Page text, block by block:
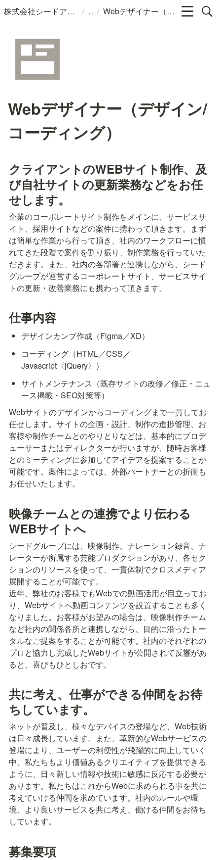
株式会社シードアシスト 採用情報 / / Webデザイナー（デザイン/コーディング）
Webデザイナー（デザイン/
コーディング）
クライアントのWEBサイト制作、及
び自社サイトの更新業務などをお任
せします。
企業のコーポレートサイト制作をメインに、サービスサ
イト、採用サイトなどの案件に携わって頂きます。まず
は簡単な作業から行って頂き、社内のワークフローに慣
れてきた段階で案件を割り振り、制作業務を行っていた
だきます。また、社内の各部署と連携しながら、シード
グループが運営するコーポレートサイト、サービスサイ
トの更新・改善業務にも携わって頂きます。
仕事内容
デザインカンプ作成（Figma／XD）
コーディング（HTML／CSS／
Javascript〈jQuery〉）
サイトメンテナンス（既存サイトの改修／修正・ニュ
ース掲載・SEO対策等）
Webサイトのデザインからコーディングまで一貫してお
任せします。サイトの企画・設計、制作の進捗管理、お
客様や制作チームとのやりとりなどは、基本的にプロデ
ューサーまたはディレクターが行いますが、随時お客様
とのミーティングに参加してアイデアを提案することが
可能です。案件によっては、外部パートナーとの折衝も
お任せいたします。
映像チームとの連携でより伝わる
WEBサイトへ
シードグループには、映像制作、ナレーション録音、ナ
レーターが所属する芸能プロダクションがあり、各セク
ションのリソースを使って、一貫体制でクロスメディア
展開することが可能です。
近年、弊社のお客様でもWebでの動画活用が目立ってお
り、Webサイトへ動画コンテンツを設置することも多く
なりました。お客様がお望みの場合は、映像制作チーム
など社内の関係各所と連携しながら、目的に沿ったトー
タルなご提案をすることが可能です。社内のそれぞれの
プロと協力し完成したWebサイトが公開されて反響があ
ると、喜びもひとしおです。
共に考え、仕事ができる仲間をお待
ちしています。
ネットが普及し、様々なデバイスの登場など、Web技術
は日々成長しています。また、革新的なWebサービスの
登場により、ユーザーの利便性が飛躍的に向上していく
中、私たちもより価値あるクリエイティブを提供できる
ように、日々新しい情報や技術に敏感に反応する必要が
あります。私たちはこれからWebに求められる事を共に
考えていける仲間を求めています。社内のルールや環
境、より良いサービスを共に考え、働ける仲間をお待ち
しています。
募集要項